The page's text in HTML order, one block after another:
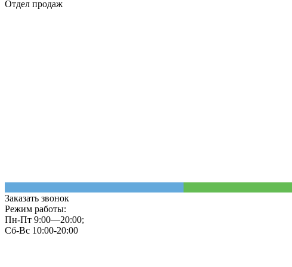
Отдел продаж
Заказать звонок
Режим работы:
Пн-Пт 9:00—20:00;
Сб-Вс 10:00-20:00